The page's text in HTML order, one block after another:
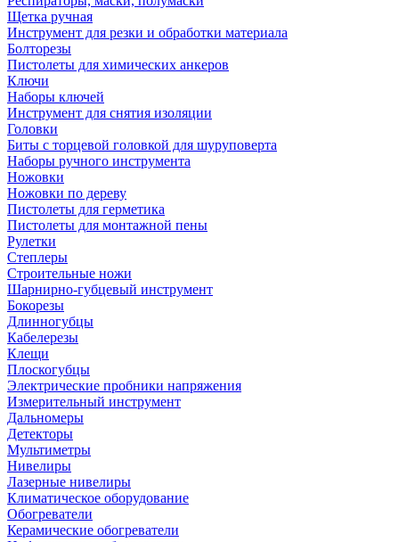
Щетка ручная
Инструмент для резки и обработки материала
Болторезы
Пистолеты для химических анкеров
Ключи
Наборы ключей
Инструмент для снятия изоляции
Головки
Биты с торцевой головкой для шуруповерта
Наборы ручного инструмента
Ножовки
Ножовки по дереву
Пистолеты для герметика
Пистолеты для монтажной пены
Рулетки
Степлеры
Строительные ножи
Шарнирно-губцевый инструмент
Бокорезы
Длинногубцы
Кабелерезы
Клещи
Плоскогубцы
Электрические пробники напряжения
Измерительный инструмент
Дальномеры
Детекторы
Мультиметры
Нивелиры
Лазерные нивелиры
Климатическое оборудование
Обогреватели
Керамические обогреватели